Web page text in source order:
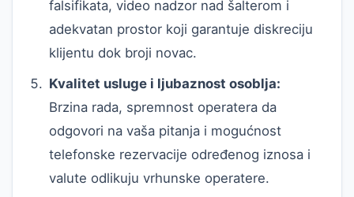
falsifikata, video nadzor nad šalterom i
adekvatan prostor koji garantuje diskreciju
klijentu dok broji novac.
Kvalitet usluge i ljubaznost osoblja:
Brzina rada, spremnost operatera da
odgovori na vaša pitanja i mogućnost
telefonske rezervacije određenog iznosa i
valute odlikuju vrhunske operatere.